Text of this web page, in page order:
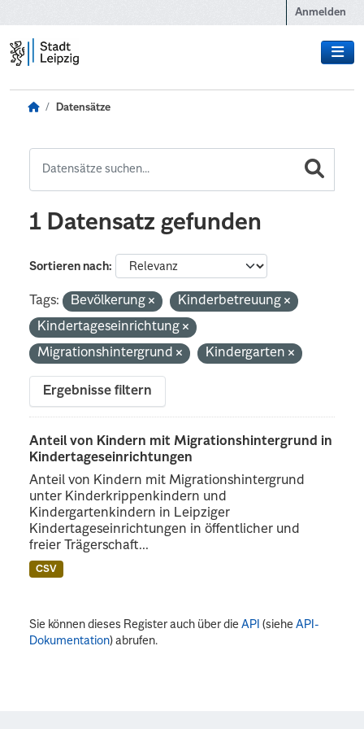
Anmelden
Datensätze
1 Datensatz gefunden
Sortieren nach
Tags: Bevölkerung
Kinderbetreuung
Kindertageseinrichtung
Migrationshintergrund
Kindergarten
Ergebnisse filtern
Anteil von Kindern mit Migrationshintergrund in
Kindertageseinrichtungen
Anteil von Kindern mit Migrationshintergrund
unter Kinderkrippenkindern und
Kindergartenkindern in Leipziger
Kindertageseinrichtungen in öffentlicher und
freier Trägerschaft...
CSV
Sie können dieses Register auch über dieAPI (sieheAPI-
Dokumentation) abrufen.